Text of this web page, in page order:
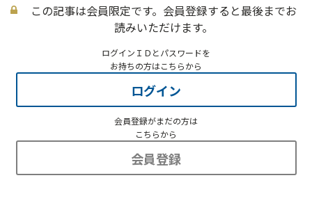
この記事は会員限定です。会員登録すると最後までお
読みいただけます。
ログインＩＤとパスワードを
お持ちの方はこちらから
ログイン
会員登録がまだの方は
こちらから
会員登録